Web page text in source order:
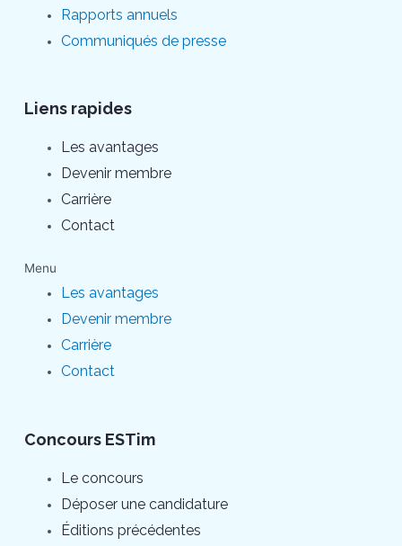
Rapports annuels
Communiqués de presse
Liens rapides
Les avantages
Devenir membre
Carrière
Contact
Menu
Les avantages
Devenir membre
Carrière
Contact
Concours ESTim
Le concours
Déposer une candidature
Éditions précédentes